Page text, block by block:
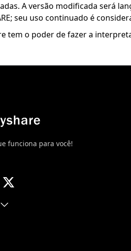
A versão modificada será
seu uso continuado é
tem o poder de fazer a
funciona para você!